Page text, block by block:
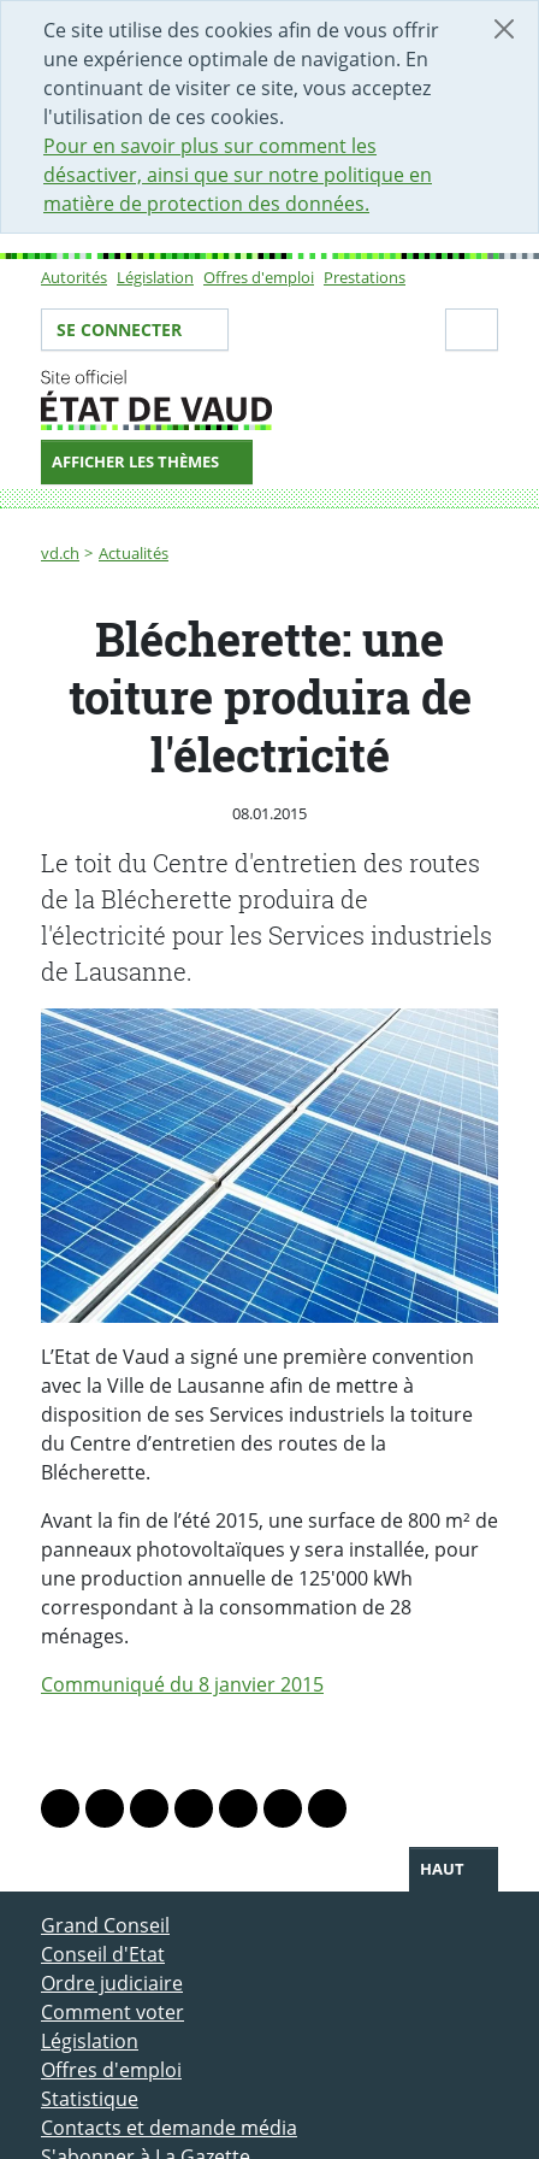
Ce site utilise des cookies afin de vous offrir
une expérience optimale de navigation. En
continuant de visiter ce site, vous acceptez
l'utilisation de ces cookies.
Pour en savoir plus sur comment les
désactiver, ainsi que sur notre politique en
matière de protection des données.
DÉBUT DU CONTENU DE LA PAGE
ACCÈS AU CHAMP DE RECHERCHE
PAGE D'ACCUEIL
FORMULAIRE DE CONTACT
Sous-navigation
Autorités Législation Offres d'emploi Prestations
Votre identité
SE CONNECTER
AFFICHER LES THÈMES
Fil d'Ariane
vd.ch Actualités
Blécherette: une toiture produira de l'électricité
Blécherette: une
toiture produira de
l'électricité
Publié le
08.01.2015
Le toit du Centre d'entretien des routes
de la Blécherette produira de
l'électricité pour les Services industriels
de Lausanne.
L’Etat de Vaud a signé une première convention
avec la Ville de Lausanne afin de mettre à
disposition de ses Services industriels la toiture
du Centre d’entretien des routes de la
Blécherette.
Avant la fin de l’été 2015, une surface de 800 m² de
panneaux photovoltaïques y sera installée, pour
une production annuelle de 125'000 kWh
correspondant à la consommation de 28
ménages.
Communiqué du 8 janvier 2015
Lien vers le profil Mastodon
Lien vers le profil Bluesky
Lien vers le profil Instagram
Lien vers le profil Linkedin
Lien vers le profil Facebook
Lien vers le profil Twitter
Partager par WhatsApp
HAUT
ACCÈS DIRECT
Grand Conseil
Conseil d'Etat
Ordre judiciaire
Comment voter
Législation
Offres d'emploi
Statistique
Contacts et demande média